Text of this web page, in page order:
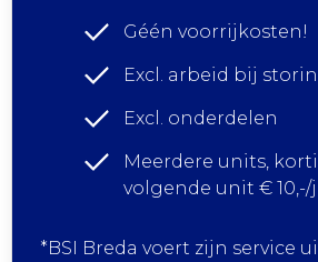
Géén voorrijkosten!
Excl. arbeid bij
Excl. onderdelen
Meerdere units,
volgende unit € 10,-/
*BSI Breda voert zijn service